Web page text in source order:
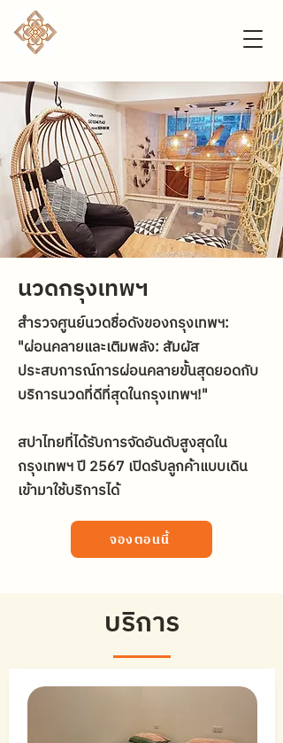
นวดกรุงเทพฯ
สำรวจศูนย์นวดชื่อดังของกรุงเทพฯ:
"ผ่อนคลายและเติมพลัง: สัมผัส
ประสบการณ์การผ่อนคลายขั้นสุดยอดกับ
บริการนวดที่ดีที่สุดในกรุงเทพฯ!"
สปาไทยที่ได้รับการจัดอันดับสูงสุดใน
กรุงเทพฯ ปี 2567 เปิดรับลูกค้าแบบเดิน
เข้ามาใช้บริการได้
จองตอนนี้
บริการ